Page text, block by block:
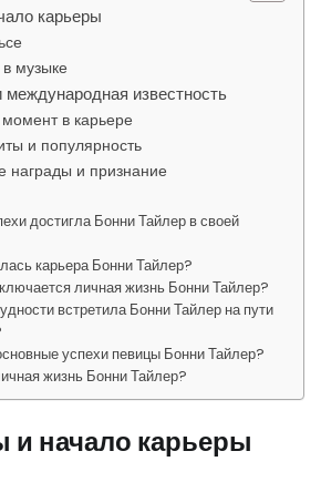
карьеры
музыке
известность
в карьере
и популярность
награды и признание
достигла Бонни Тайлер в своей
карьера Бонни Тайлер?
личная жизнь Бонни Тайлер?
встретила Бонни Тайлер на пути
успехи певицы Бонни Тайлер?
жизнь Бонни Тайлер?
и начало карьеры